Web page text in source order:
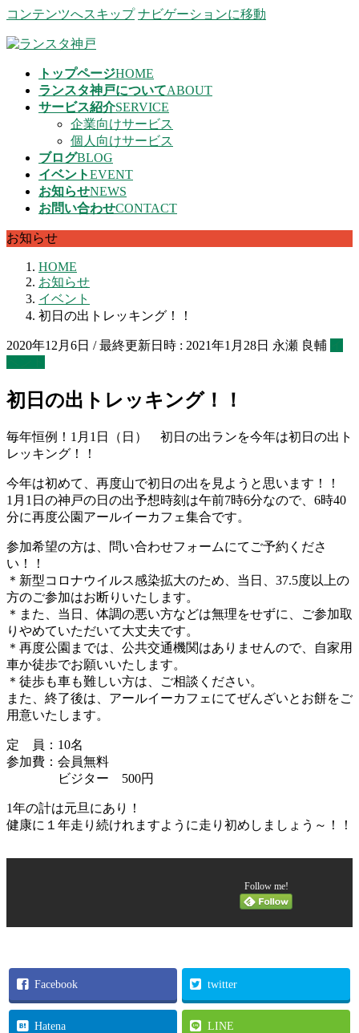
コンテンツへスキップ ナビゲーションに移動
トップページHOME
ランスタ神戸についてABOUT
サービス紹介SERVICE
企業向けサービス
個人向けサービス
ブログBLOG
イベントEVENT
お知らせNEWS
お問い合わせCONTACT
お知らせ
HOME
お知らせ
イベント
初日の出トレッキング！！
2020年12月6日 / 最終更新日時 : 2021年1月28日 永瀬 良輔
初日の出トレッキング！！
毎年恒例！1月1日（日） 初日の出ランを今年は初日の出ト
レッキング！！
今年は初めて、再度山で初日の出を見ようと思います！！
1月1日の神戸の日の出予想時刻は午前7時6分なので、6時40
分に再度公園アールイーカフェ集合です。
参加希望の方は、問い合わせフォームにてご予約くださ
い！！
＊新型コロナウイルス感染拡大のため、当日、37.5度以上の
方のご参加はお断りいたします。
＊また、当日、体調の悪い方などは無理をせずに、ご参加取
りやめていただいて大丈夫です。
＊再度公園までは、公共交通機関はありませんので、自家用
車か徒歩でお願いいたします。
＊徒歩も車も難しい方は、ご相談ください。
また、終了後は、アールイーカフェにてぜんざいとお餅をご
用意いたします。
定 員：10名
参加費：会員無料
ビジター 500円
1年の計は元旦にあり！
健康に１年走り続けれますように走り初めしましょう～！！
Follow me!
Facebook twitter
Hatena LINE